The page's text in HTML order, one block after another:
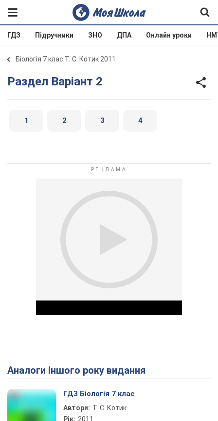
ГДЗ Підручники ЗНО ДПА Онлайн уроки
Біологія 7 клас Т. С. Котик 2011
Раздел Варіант 2
1 2 3 4
Play Video
Аналоги іншого року видання
ГДЗ Біологія 7 клас
Автори: Т. С. Котик
Рік: 2011